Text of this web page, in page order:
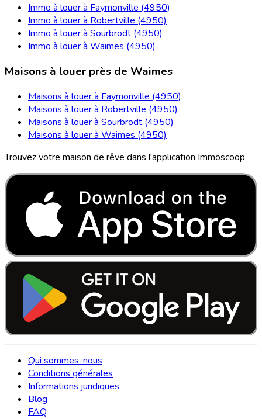
Immo à louer à Faymonville (4950)
Immo à louer à Robertville (4950)
Immo à louer à Sourbrodt (4950)
Immo à louer à Waimes (4950)
Maisons à louer près de Waimes
Maisons à louer à Faymonville (4950)
Maisons à louer à Robertville (4950)
Maisons à louer à Sourbrodt (4950)
Maisons à louer à Waimes (4950)
Trouvez votre maison de rêve dans l'application Immoscoop
Qui sommes-nous
Conditions générales
Informations juridiques
Blog
FAQ